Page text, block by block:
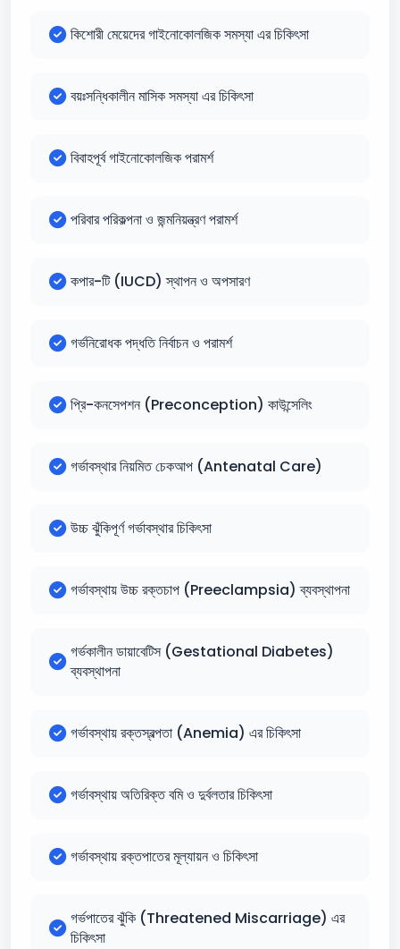
কিশোরী মেয়েদের গাইনোকোলজিক সমস্যা এর চিকিৎসা
বয়ঃসন্ধিকালীন মাসিক সমস্যা এর চিকিৎসা
বিবাহপূর্ব গাইনোকোলজিক পরামর্শ
পরিবার পরিকল্পনা ও জন্মনিয়ন্ত্রণ পরামর্শ
কপার-টি (IUCD) স্থাপন ও অপসারণ
গর্ভনিরোধক পদ্ধতি নির্বাচন ও পরামর্শ
প্রি-কনসেপশন (Preconception) কাউন্সেলিং
গর্ভাবস্থার নিয়মিত চেকআপ (Antenatal Care)
উচ্চ ঝুঁকিপূর্ণ গর্ভাবস্থার চিকিৎসা
গর্ভাবস্থায় উচ্চ রক্তচাপ (Preeclampsia) ব্যবস্থাপনা
গর্ভকালীন ডায়াবেটিস (Gestational Diabetes)
ব্যবস্থাপনা
গর্ভাবস্থায় রক্তস্বল্পতা (Anemia) এর চিকিৎসা
গর্ভাবস্থায় অতিরিক্ত বমি ও দুর্বলতার চিকিৎসা
গর্ভাবস্থায় রক্তপাতের মূল্যায়ন ও চিকিৎসা
গর্ভপাতের ঝুঁকি (Threatened Miscarriage) এর
চিকিৎসা